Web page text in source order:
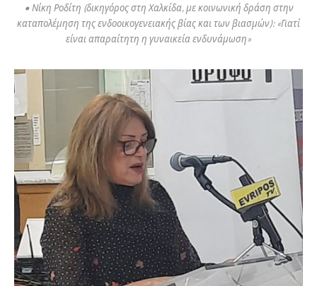
• Νίκη Ροδίτη (δικηγόρος στη Χαλκίδα, με κοινωνική δράση στην
καταπολέμηση της ενδοοικογενειακής βίας και των βιασμών): «Γιατί
είναι απαραίτητη η γυναικεία ενδυνάμωση»